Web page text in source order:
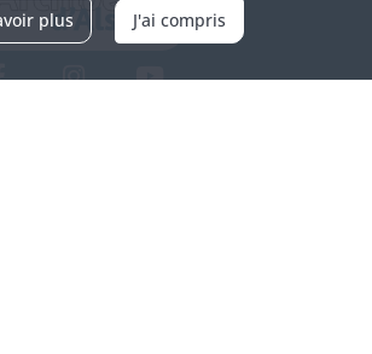
plus J'ai compris